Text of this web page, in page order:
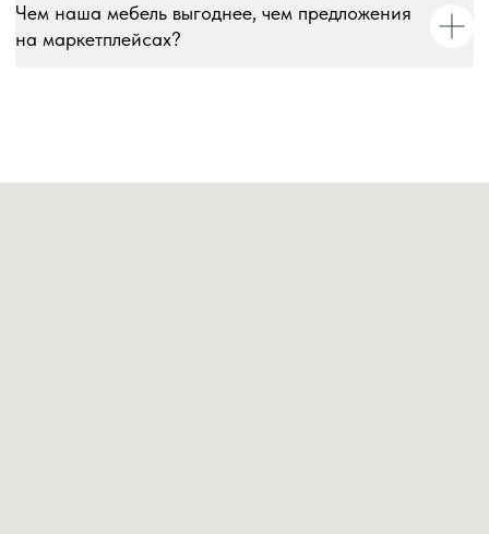
Чем наша мебель выгоднее, чем предложения
на маркетплейсах?